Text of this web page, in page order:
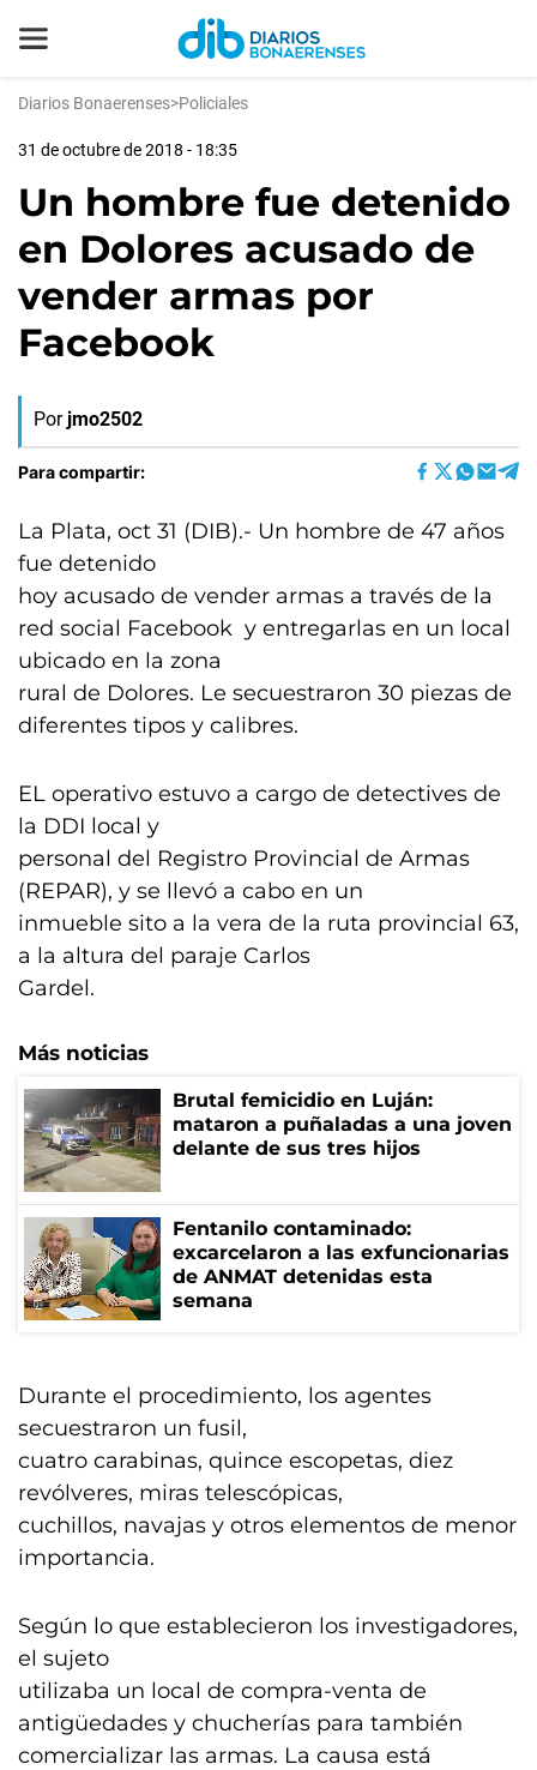
Diarios Bonaerenses>Policiales
31 de octubre de 2018 - 18:35
Un hombre fue detenido
en Dolores acusado de
vender armas por
Facebook
Por jmo2502
Para compartir:
La Plata, oct 31 (DIB).- Un hombre de 47 años
fue detenido
hoy acusado de vender armas a través de la
red social Facebook y entregarlas en un local
ubicado en la zona
rural de Dolores. Le secuestraron 30 piezas de
diferentes tipos y calibres.
EL operativo estuvo a cargo de detectives de
la DDI local y
personal del Registro Provincial de Armas
(REPAR), y se llevó a cabo en un
inmueble sito a la vera de la ruta provincial 63,
a la altura del paraje Carlos
Gardel.
Más noticias
Brutal femicidio en Luján:
mataron a puñaladas a una joven
delante de sus tres hijos
Fentanilo contaminado:
excarcelaron a las exfuncionarias
de ANMAT detenidas esta
semana
Durante el procedimiento, los agentes
secuestraron un fusil,
cuatro carabinas, quince escopetas, diez
revólveres, miras telescópicas,
cuchillos, navajas y otros elementos de menor
importancia.
Según lo que establecieron los investigadores,
el sujeto
utilizaba un local de compra-venta de
antigüedades y chucherías para también
comercializar las armas. La causa está